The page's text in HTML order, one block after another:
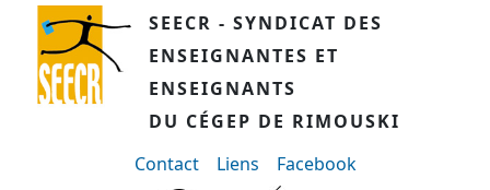
Aller au contenu principalSEECR - SYNDICAT DES
ENSEIGNANTES ET
ENSEIGNANTS
DU CÉGEP DE RIMOUSKI
menu-secondaire
Contact Liens Facebook